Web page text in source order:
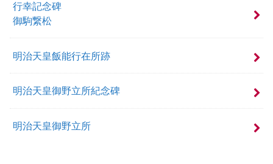
行幸記念碑
御駒繋松
明治天皇飯能行在所跡
明治天皇御野立所紀念碑
明治天皇御野立所